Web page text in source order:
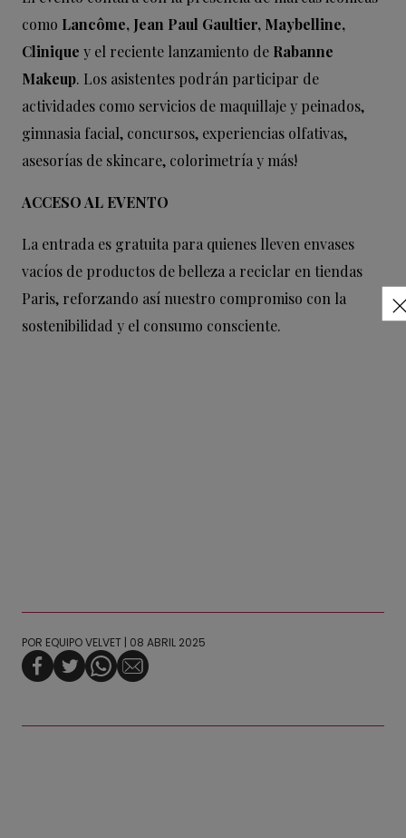
como Lancôme, Jean Paul Gaultier, Maybelline,
Clinique y el reciente lanzamiento de Rabanne
Makeup. Los asistentes podrán participar de
actividades como servicios de maquillaje y peinados,
gimnasia facial, concursos, experiencias olfativas,
asesorías de skincare, colorimetría y más!
ACCESO AL EVENTO
La entrada es gratuita para quienes lleven envases
vacíos de productos de belleza a reciclar en tiendas
Paris, reforzando así nuestro compromiso con la
sostenibilidad y el consumo consciente.
POR EQUIPO VELVET | 08 ABRIL 2025